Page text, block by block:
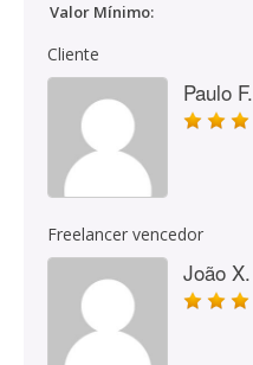
Valor Mínimo:
Cliente
Paulo F.
Freelancer vencedor
João X.